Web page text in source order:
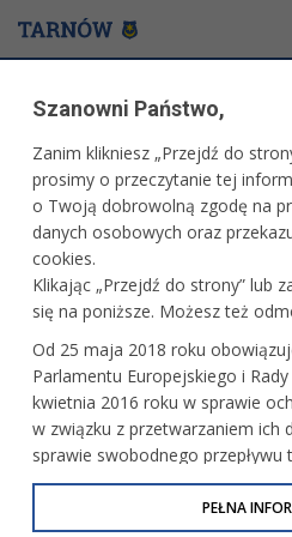
REKRUTACJA DO
26.01.2026, 13:32
Wkrótce ruszy rekrutacja do
publicznych na rok szkolny 2026/
sprawie wydał prezydent Tarnowa
Publikujemy harmonogram.
Szanowni Państwo,
Zanim klikniesz „Przejdź do
prosimy o przeczytanie tej
o Twoją dobrowolną zgodę na
danych osobowych oraz
cookies.
Klikając „Przejdź do strony” lub
się na poniższe. Możesz też
Od 25 maja 2018 roku
Parlamentu Europejskiego i
kwietnia 2016 roku w sprawie
w związku z przetwarzaniem ich
sprawie swobodnego przepływu
uchylenia dyrektywy 95/46/WE
lub Ogólne Rozporządzenie o
PEŁNA